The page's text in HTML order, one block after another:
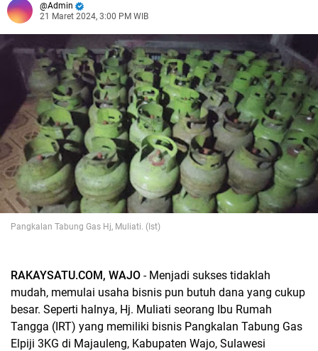
Admin
21 Maret 2024, 3:00 PM WIB
Pangkalan Tabung Gas Hj, Muliati. (Ist)
RAKAYSATU.COM, WAJO - Menjadi sukses tidaklah
mudah, memulai usaha bisnis pun butuh dana yang cukup
besar. Seperti halnya, Hj. Muliati seorang Ibu Rumah
Tangga (IRT) yang memiliki bisnis Pangkalan Tabung Gas
Elpiji 3KG di Majauleng, Kabupaten Wajo, Sulawesi